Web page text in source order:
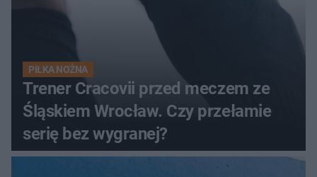
PIŁKA NOŻNA
Trener Cracovii przed meczem ze
Śląskiem Wrocław. Czy przełamie
serię bez wygranej?